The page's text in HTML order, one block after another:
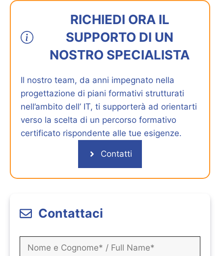
RICHIEDI ORA IL
SUPPORTO DI UN
NOSTRO SPECIALISTA
Il nostro team, da anni impegnato nella
progettazione di piani formativi strutturati
nell’ambito dell’ IT, ti supporterà ad orientarti
verso la scelta di un percorso formativo
certificato rispondente alle tue esigenze.
Contatti
Contattaci